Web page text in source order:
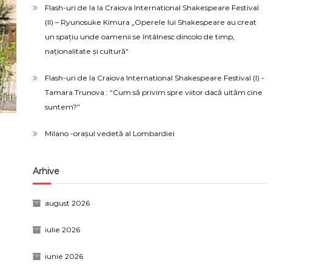
Flash-uri de la la Craiova International Shakespeare Festival
(II) – Ryunosuke Kimura „Operele lui Shakespeare au creat
un spațiu unde oamenii se întâlnesc dincolo de timp,
naționalitate și cultură”
Flash-uri de la Craiova International Shakespeare Festival (I) -
Tamara Trunova : “Cum să privim spre viitor dacă uităm cine
suntem?”
Milano -orașul vedetă al Lombardiei
Arhive
august 2026
iulie 2026
iunie 2026